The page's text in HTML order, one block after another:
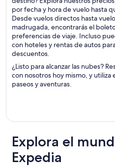
por fecha y hora de vuelo hasta
Desde vuelos directos hasta
madrugada, encontrarás el
preferencias de viaje. Incluso
con hoteles y rentas de autos
descuentos.
¿Listo para alcanzar las nubes?
con nosotros hoy mismo, y
paseos y aventuras.
Explora el
Expedia